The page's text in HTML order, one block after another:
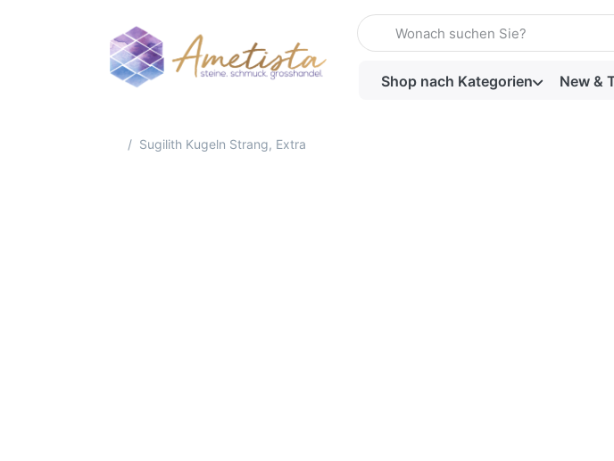
Geben Sie einen Suchbegriff ein.
Shop nach Kategorien New &
Startseite
Sugilith Kugeln Strang, Extra